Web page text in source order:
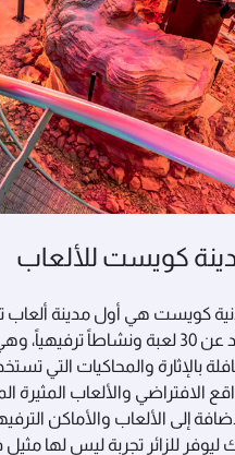
كويست للألعاب
كويست هي أول مدينة ألعاب
يزيد عن 30 لعبة ونشاطاً
بالإثارة والمحاكيات التي
الافتراضي والألعاب المثيرة
إلى الألعاب والأماكن
ليوفر للزائر تجربة ليس لها